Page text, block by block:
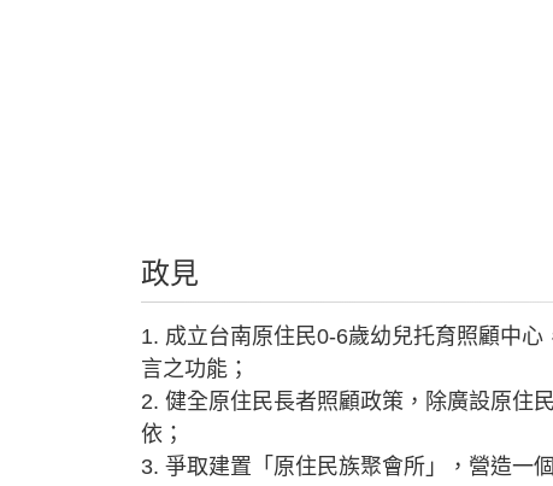
政見
1. 成立台南原住民0-6歲幼兒托育照顧中
言之功能；
2. 健全原住民長者照顧政策，除廣設原住
依；
3. 爭取建置「原住民族聚會所」，營造一